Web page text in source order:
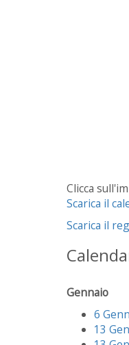
Clicca
Scarica il
Scarica il
Gennaio
6
13